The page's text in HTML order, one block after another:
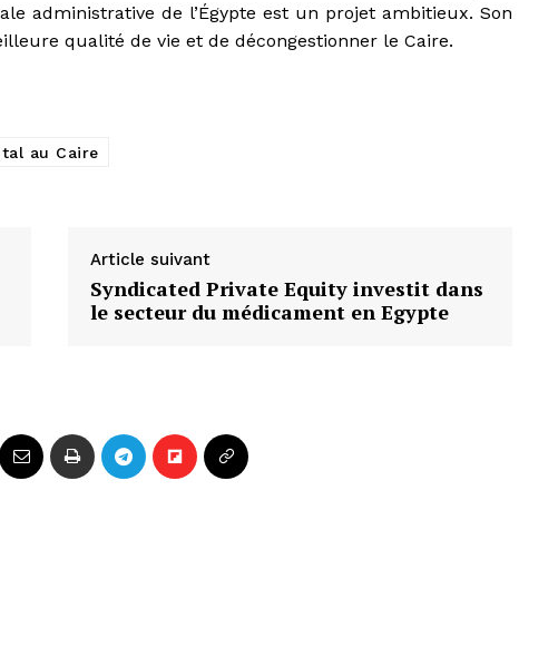
administrative de l’Égypte est un projet ambitieux. Son
qualité de vie et de décongestionner le Caire.
au Caire
Article suivant
Syndicated Private Equity investit dans
le secteur du médicament en Egypte